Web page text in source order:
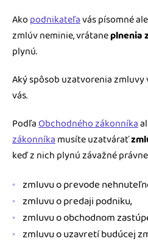
Ako podnikateľavás písomné
zmlúv neminie, vrátaneplnenia
plynú.
Aký spôsob uzatvorenia
vás.
PodľaObchodného zákonníka
zákonníkamusíte uzatvárať
keď z nich plynú závažné
zmluvu o prevode
zmluvu o predaji podniku,
zmluvu o obchodnom
zmluvu o uzavretí budúcej